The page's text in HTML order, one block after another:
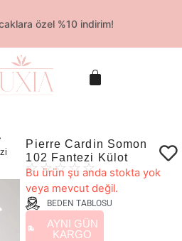
özel %10 indirim!
Pierre Cardin Somon
102 Fantezi Külot
☆☆☆ ☆ ☆
Bu ürün şu anda stokta yok
veya mevcut değil.
BEDEN TABLOSU
AYNI GÜN
KARGO